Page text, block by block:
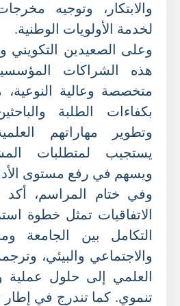
والابتكار، وتوجيه
لخدمة الأولويات الوطنية.
وعلى الصعيدين التكويني
هذه الشراكات
متخصصة وعالية النوعية،
بكفاءات الطلبة
وتطوير مهاراتهم
يستجيب لمتطلبات
ويسهم في رفع مستوى الأداء
وفي ختام المراسم، أكد
الاتفاقيات تمثل خطوة
التكامل بين الجامعة
والاجتماعي والبيئي،
العلمي إلى حلول عملية
تنموي. كما تندرج في إطار